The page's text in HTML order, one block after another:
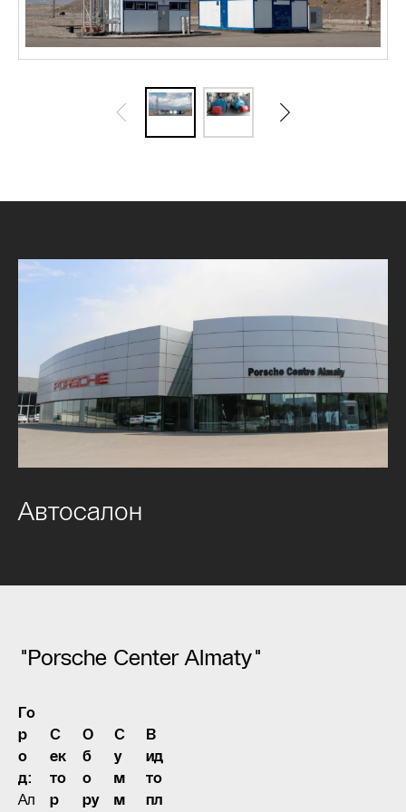
Автосалон
"Porsche Center Almaty"
Го
р
о
д:
Ал
С
ек
то
р
О
б
о
ру
С
у
м
м
В
ид
то
пл